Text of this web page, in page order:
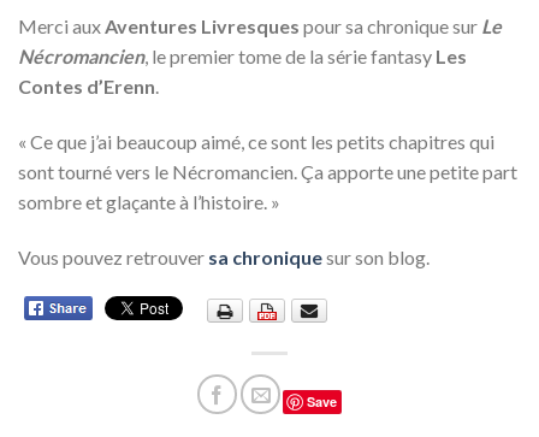
Merci auxAventures Livresques pour sa chronique sur Le
Nécromancien, le premier tome de la série fantasy Les
Contes d’Erenn.
« Ce que j’ai beaucoup aimé, ce sont les petits chapitres qui
sont tourné vers le Nécromancien. Ça apporte une petite part
sombre et glaçante à l’histoire. »
Vous pouvez retrouver sa chroniquesur son blog.
Save